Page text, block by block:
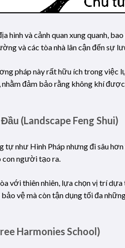
hình và cảnh quan xung quanh,
và các tòa nhà lân cận đến sự
pháp này rất hữu ích trong việc
đảm bảo rằng không khí
(Landscape Feng Shui)
tự như Hình Pháp nhưng đi sâu hơn
con người tạo ra.
với thiên nhiên, lựa chọn vị trí
vệ mà còn tận dụng tối đa
Harmonies School)